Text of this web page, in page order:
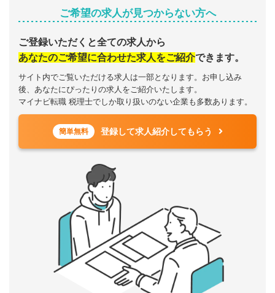
ご希望の求人が見つからない方へ
ご登録いただくと全ての求人から
あなたのご希望に合わせた求人をご紹介できます。
サイト内でご覧いただける求人は一部となります。お申し込み
後、あなたにぴったりの求人をご紹介いたします。
マイナビ転職 税理士でしか取り扱いのない企業も多数あります。
簡単無料 登録して求人紹介してもらう